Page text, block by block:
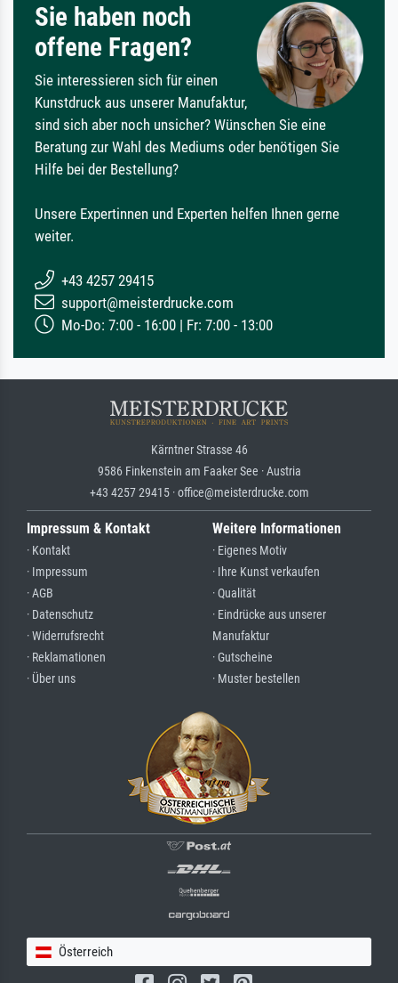
Sie haben noch
offene Fragen?
Sie interessieren sich für einen
Kunstdruck aus unserer Manufaktur,
sind sich aber noch unsicher? Wünschen Sie eine
Beratung zur Wahl des Mediums oder benötigen Sie
Hilfe bei der Bestellung?
Unsere Expertinnen und Experten helfen Ihnen gerne
weiter.
+43 4257 29415
support@meisterdrucke.com
Mo-Do: 7:00 - 16:00 | Fr: 7:00 - 13:00
Kärntner Strasse 46
9586 Finkenstein am Faaker See · Austria
+43 4257 29415 · office@meisterdrucke.com
Impressum & Kontakt
· Kontakt
· Impressum
· AGB
· Datenschutz
· Widerrufsrecht
· Reklamationen
· Über uns
Weitere Informationen
· Eigenes Motiv
· Ihre Kunst verkaufen
· Qualität
· Eindrücke aus unserer
Manufaktur
· Gutscheine
· Muster bestellen
Österreich